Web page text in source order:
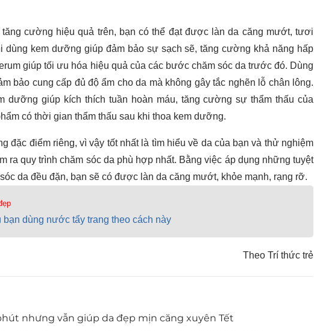
cường hiệu quả trên, bạn có thể đạt được làn da căng mướt, tươi
dùng kem dưỡng giúp đảm bảo sự sạch sẽ, tăng cường khả năng hấp
giúp tối ưu hóa hiệu quả của các bước chăm sóc da trước đó. Dùng
bảo cung cấp đủ độ ẩm cho da mà không gây tắc nghẽn lỗ chân lông.
dưỡng giúp kích thích tuần hoàn máu, tăng cường sự thẩm thấu của
có thời gian thẩm thấu sau khi thoa kem dưỡng.
đặc điểm riêng, vì vậy tốt nhất là tìm hiểu về da của bạn và thử nghiệm
ra quy trình chăm sóc da phù hợp nhất. Bằng việc áp dụng những tuyệt
da đều đặn, bạn sẽ có được làn da căng mướt, khỏe mạnh, rạng rỡ.
dùng nước tẩy trang theo cách này
Theo Trí thức trẻ
nhưng vẫn giúp da đẹp mịn căng xuyên Tết